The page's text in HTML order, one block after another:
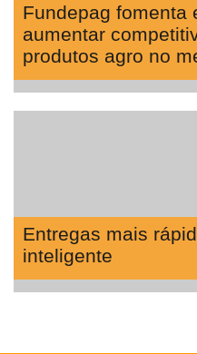
Fundepag fomenta
aumentar
produtos agro no
Entregas mais
inteligente